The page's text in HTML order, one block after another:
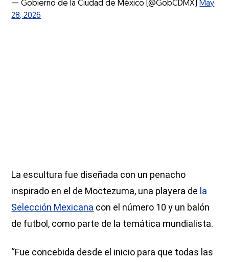
— Gobierno de la Ciudad de México (@GobCDMX) May
28, 2026
La escultura fue diseñada con un penacho
inspirado en el de Moctezuma, una playera de la
Selección Mexicana con el número 10 y un balón
de futbol, como parte de la temática mundialista.
“Fue concebida desde el inicio para que todas las